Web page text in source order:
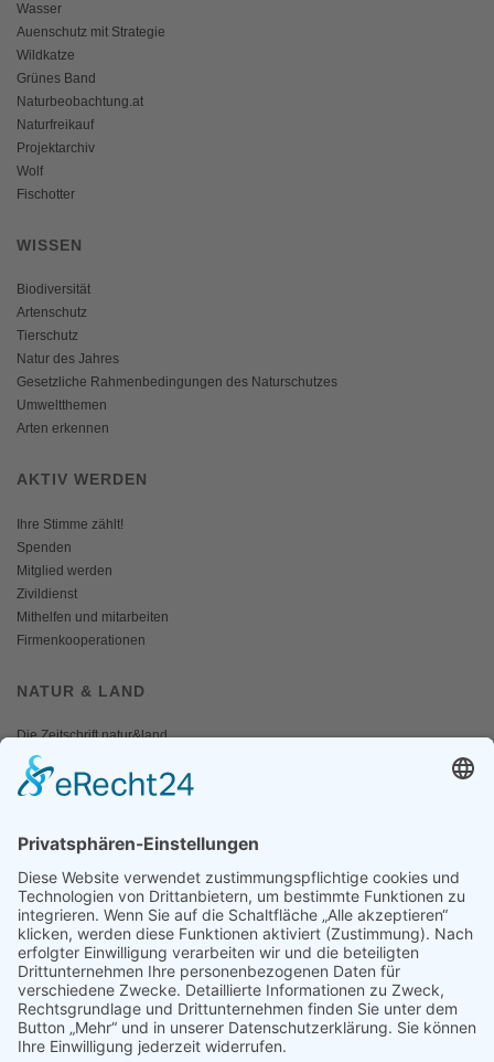
Wasser
Auenschutz mit Strategie
Wildkatze
Grünes Band
Naturbeobachtung.at
Naturfreikauf
Projektarchiv
Wolf
Fischotter
WISSEN
Biodiversität
Artenschutz
Tierschutz
Natur des Jahres
Gesetzliche Rahmenbedingungen des Naturschutzes
Umweltthemen
Arten erkennen
AKTIV WERDEN
Ihre Stimme zählt!
Spenden
Mitglied werden
Zivildienst
Mithelfen und mitarbeiten
Firmenkooperationen
NATUR & LAND
Die Zeitschrift natur&land
Archiv
Mediadaten
Fotos und Logos
Presseaussendungen
Presse
Presseinformationen abonnieren
ÜBER UNS
Naturschutzbund